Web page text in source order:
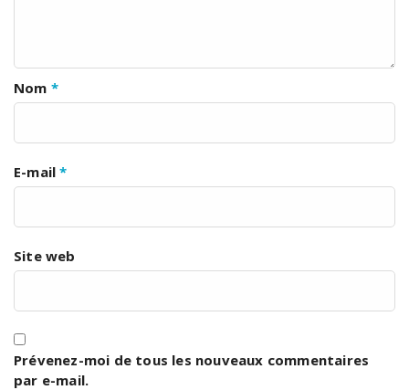
Nom *
E-mail*
Site web
Prévenez-moi de tous les nouveaux commentaires
par e-mail.